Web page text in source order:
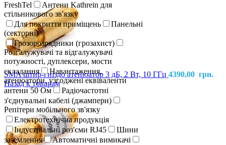
FreshTel
Антени Kathrein для
стільникового зв'язку
Для покриття приміщень
Панельні
(секторні)
Грозорозрядники (грозахист)
Розгалужувачі та відгалужувачі
потужності, дуплексери, мости
складання
Навантаження,
атенюатори, узгоджені еквіваленти
антени 50 Ом
Радіочастотні
з'єднувальні кабелі (джампери)
Репітери мобільного зв'язку
Електротехнічна продукція
Індустріальні роз'єми RJ45
Шини
заземлення
Автоматичні вимикачі
SMA штир-гніздо атенюатор 3 дБ, 2 Вт, 10 ГГц 4390,00 грн.
Назад к товарам